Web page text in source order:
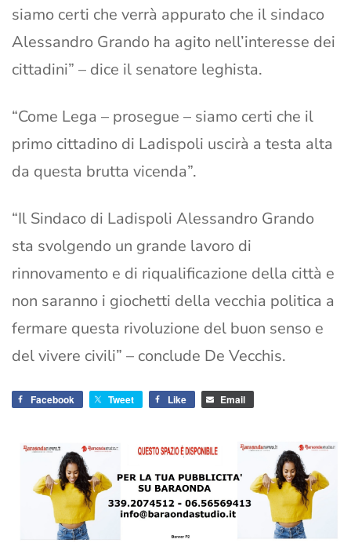
siamo certi che verrà appurato che il sindaco
Alessandro Grando ha agito nell’interesse dei
cittadini” – dice il senatore leghista.
“Come Lega – prosegue – siamo certi che il
primo cittadino di Ladispoli uscirà a testa alta
da questa brutta vicenda”.
“Il Sindaco di Ladispoli Alessandro Grando
sta svolgendo un grande lavoro di
rinnovamento e di riqualificazione della città e
non saranno i giochetti della vecchia politica a
fermare questa rivoluzione del buon senso e
del vivere civili” – conclude De Vecchis.
Facebook Tweet Like Email